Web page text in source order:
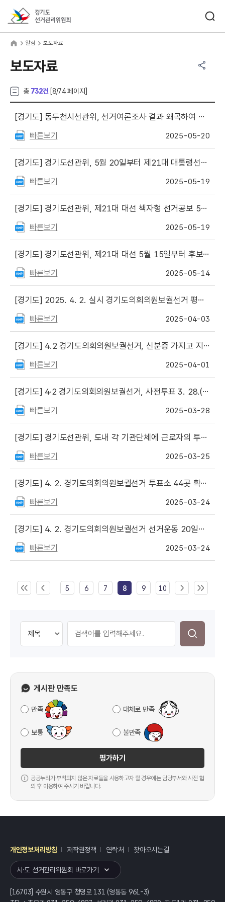
알림 보도자료
보도자료
총 732건 [8/74 페이지]
[경기도] 동두천시선관위, 선거여론조사 결과 왜곡하여 공표한 혐의 등으로 종교인 A씨 고발
빠른보기 2025-05-20
[경기도] 경기도선관위, 5월 20일부터 제21대 대통령선거 재외투표 실시
빠른보기 2025-05-19
[경기도] 경기도선관위, 제21대 대선 책자형 선거공보 5월 20일까지 매세대 발송
빠른보기 2025-05-19
[경기도] 경기도선관위, 제21대 대선 5월 15일부터 후보자 선거벽보 관내 17,800여 곳에 첩부
빠른보기 2025-05-14
[경기도] 2025. 4. 2. 실시 경기도의회의원보궐선거 평균 투표율 26.4%
빠른보기 2025-04-03
[경기도] 4.2 경기도의회의원보궐선거, 신분증 가지고 지정된 투표소에서 투표하세요
빠른보기 2025-04-01
[경기도] 4·2 경기도의회의원보궐선거, 사전투표 3. 28.(금) ~ 3. 29.(토) 실시
빠른보기 2025-03-28
[경기도] 경기도선관위, 도내 각 기관단체에 근로자의 투표시간 보장 당부
빠른보기 2025-03-25
[경기도] 4. 2. 경기도의회의원보궐선거 투표소 44곳 확정 등
빠른보기 2025-03-24
[경기도] 4. 2. 경기도의회의원보궐선거 선거운동 20일부터 시작
빠른보기 2025-03-24
5 6 7 8 9 10
게시판 만족도
만족 대체로 만족
보통 불만족
평가하기
공공누리가 부착되지 않은 자료들을 사용하고자 할 경우에는 담당부서와 사전 협
의 후 이용하여 주시기 바랍니다.
개인정보처리방침 저작권정책 연락처 찾아오시는길
시·도 선거관리위원회 바로가기
[16703] 수원시 영통구 청명로 131 (영통동 961-3)